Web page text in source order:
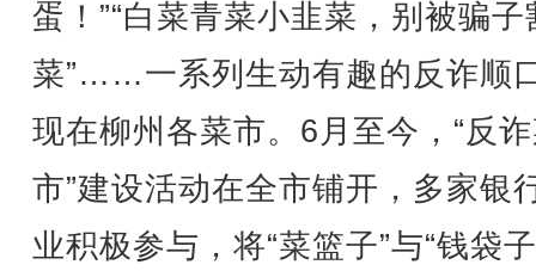
蛋！”“白菜青菜小韭菜，别被骗子
菜”……一系列生动有趣的反诈顺
现在柳州各菜市。6月至今，“反
市”建设活动在全市铺开，多家银
业积极参与，将“菜篮子”与“钱袋